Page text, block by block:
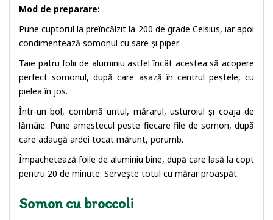
Mod de preparare:
Pune cuptorul la preîncălzit la 200 de grade Celsius, iar apoi
condimentează somonul cu sare și piper.
Taie patru folii de aluminiu astfel încât acestea să acopere
perfect somonul, după care așază în centrul peștele, cu
pielea în jos.
Într-un bol, combină untul, mărarul, usturoiul și coaja de
lămâie. Pune amestecul peste fiecare file de somon, după
care adaugă ardei tocat mărunt, porumb.
Împachetează foile de aluminiu bine, după care lasă la copt
pentru 20 de minute. Servește totul cu mărar proaspăt.
Somon cu broccoli